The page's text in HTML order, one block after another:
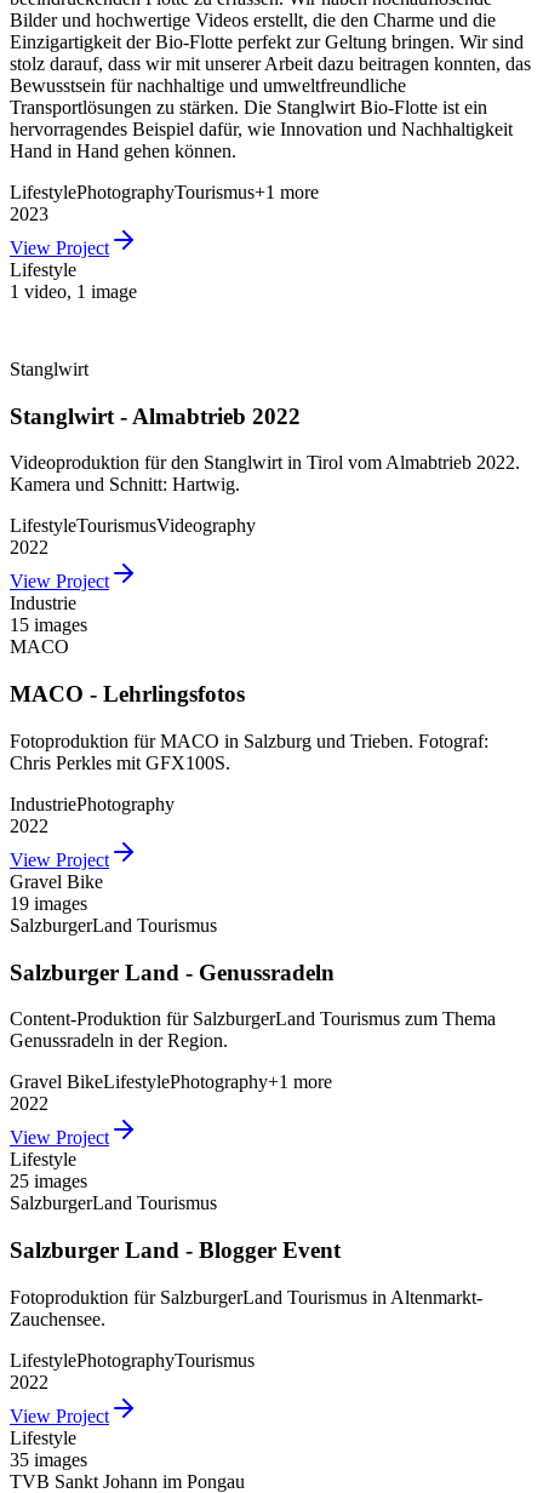
Bilder und hochwertige Videos erstellt, die den Charme und die
Einzigartigkeit der Bio-Flotte perfekt zur Geltung bringen. Wir sind
stolz darauf, dass wir mit unserer Arbeit dazu beitragen konnten, das
Bewusstsein für nachhaltige und umweltfreundliche
Transportlösungen zu stärken. Die Stanglwirt Bio-Flotte ist ein
hervorragendes Beispiel dafür, wie Innovation und Nachhaltigkeit
Hand in Hand gehen können.
LifestylePhotographyTourismus+1 more
2023
View Project
Lifestyle
1 video, 1 image
Stanglwirt
Stanglwirt - Almabtrieb 2022
Videoproduktion für den Stanglwirt in Tirol vom Almabtrieb 2022.
Kamera und Schnitt: Hartwig.
LifestyleTourismusVideography
2022
View Project
Industrie
15 images
MACO
MACO - Lehrlingsfotos
Fotoproduktion für MACO in Salzburg und Trieben. Fotograf:
Chris Perkles mit GFX100S.
IndustriePhotography
2022
View Project
Gravel Bike
19 images
SalzburgerLand Tourismus
Salzburger Land - Genussradeln
Content-Produktion für SalzburgerLand Tourismus zum Thema
Genussradeln in der Region.
Gravel BikeLifestylePhotography+1 more
2022
View Project
Lifestyle
25 images
SalzburgerLand Tourismus
Salzburger Land - Blogger Event
Fotoproduktion für SalzburgerLand Tourismus in Altenmarkt-
Zauchensee.
LifestylePhotographyTourismus
2022
View Project
Lifestyle
35 images
TVB Sankt Johann im Pongau